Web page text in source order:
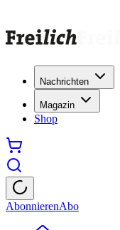
Nachrichten
Magazin
Shop
AbonnierenAbo